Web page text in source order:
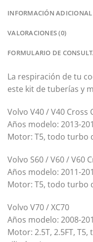
INFORMACIÓN ADICIONAL
VALORACIONES (0)
FORMULARIO DE
La respiración de tu
este kit de tuberías y
Volvo V40 / V40 Cross
Años modelo: 2013-
Motor: T5, todo turbo
Volvo S60 / V60 / V60
Años modelo: 2011-
Motor: T5, todo turbo
Volvo V70 / XC70
Años modelo: 2008-
Motor: 2.5T, 2.5FT,